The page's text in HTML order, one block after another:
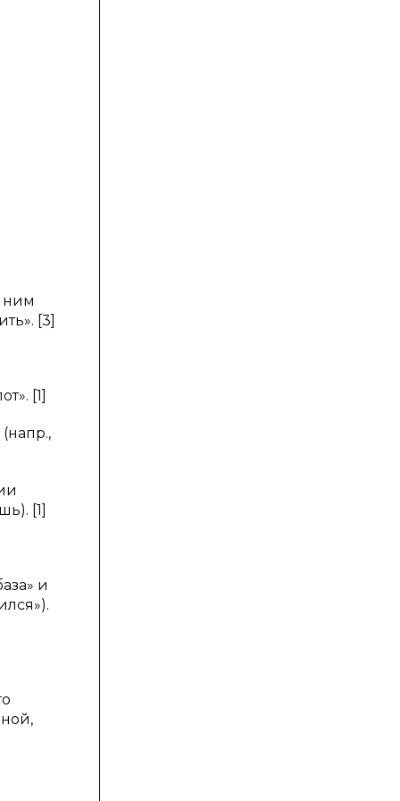
ним
[3]
[1]
[1]
и